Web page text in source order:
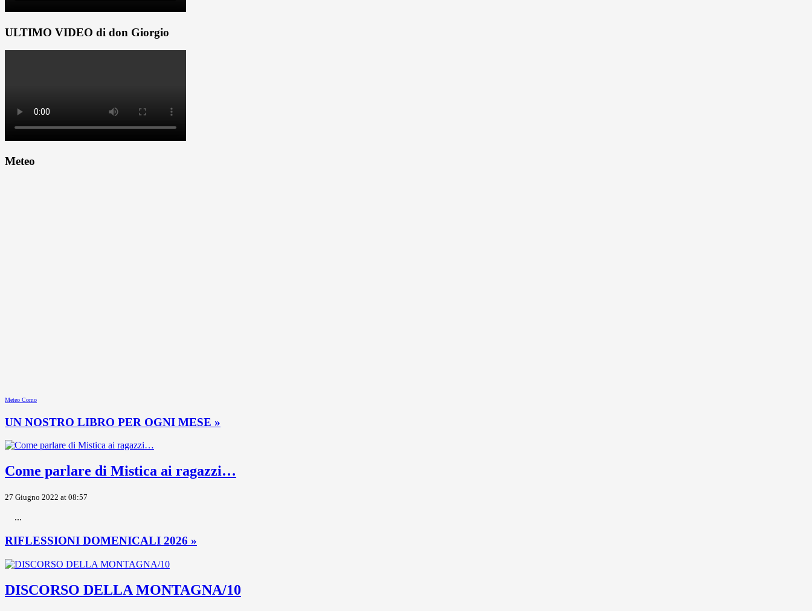
ULTIMO VIDEO di don Giorgio
Meteo
Meteo Como
UN NOSTRO LIBRO PER OGNI MESE »
Come parlare di Mistica ai ragazzi…
27 Giugno 2022 at 08:57
...
RIFLESSIONI DOMENICALI 2026 »
DISCORSO DELLA MONTAGNA/10